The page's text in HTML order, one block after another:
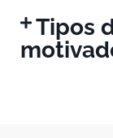
Tipos